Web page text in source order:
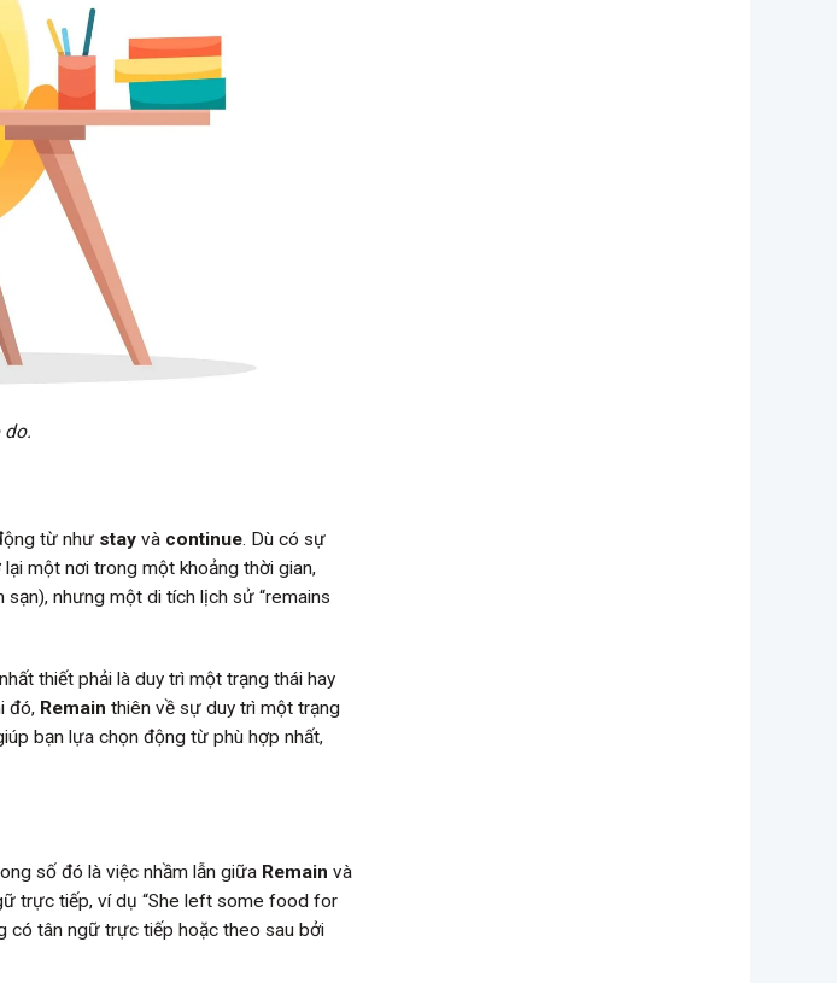
do.
từ như stay và continue. Dù có sự
một nơi trong một khoảng thời gian,
sạn), nhưng một di tích lịch sử “remains
thiết phải là duy trì một trạng thái hay
đó, Remain thiên về sự duy trì một trạng
bạn lựa chọn động từ phù hợp nhất,
số đó là việc nhầm lẫn giữa Remain và
trực tiếp, ví dụ “She left some food for
có tân ngữ trực tiếp hoặc theo sau bởi